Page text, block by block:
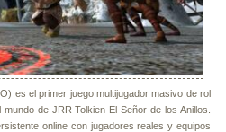
es el primer juego multijugador masivo de rol
de JRR Tolkien El Señor de los Anillos.
online con jugadores reales y equipos